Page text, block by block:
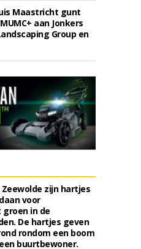
Maastricht gunt
aan Jonkers
Group en
Zeewolde zijn hartjes
voor
in de
De hartjes geven
rondom een boom
buurtbewoner.